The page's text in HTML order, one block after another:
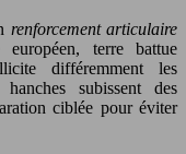
renforcement articulaire
européen, terre battue
différemment les
subissent des
ciblée pour éviter